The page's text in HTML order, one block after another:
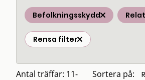
Befolkningsskydd
Rensa filter
Antal träffar: 11-
Sortera på: